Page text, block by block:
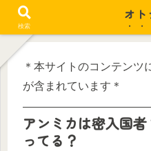
忙しい毎
＊本サイトのコンテンツ
が含まれています＊
アンミカは密入国
ってる？
検索
オ